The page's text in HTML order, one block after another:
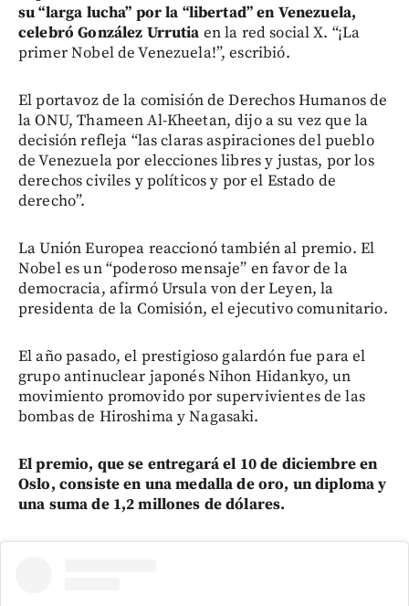
su “larga lucha” por la “libertad” en Venezuela,
celebró González Urrutia en la red social X. “¡La
primer Nobel de Venezuela!”, escribió.
El portavoz de la comisión de Derechos Humanos de
la ONU, Thameen Al-Kheetan, dijo a su vez que la
decisión refleja “las claras aspiraciones del pueblo
de Venezuela por elecciones libres y justas, por los
derechos civiles y políticos y por el Estado de
derecho”.
La Unión Europea reaccionó también al premio. El
Nobel es un “poderoso mensaje” en favor de la
democracia, afirmó Ursula von der Leyen, la
presidenta de la Comisión, el ejecutivo comunitario.
El año pasado, el prestigioso galardón fue para el
grupo antinuclear japonés Nihon Hidankyo, un
movimiento promovido por supervivientes de las
bombas de Hiroshima y Nagasaki.
El premio, que se entregará el 10 de diciembre en
Oslo, consiste en una medalla de oro, un diploma y
una suma de 1,2 millones de dólares.